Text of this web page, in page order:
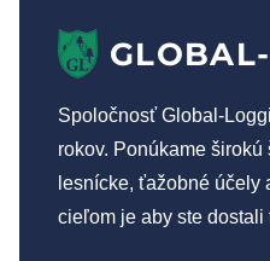
Spoločnosť Global-
rokov. Ponúkame
lesnícke, ťažobné účely
cieľom je aby ste